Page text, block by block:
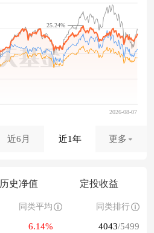
25.24%
近6月 近1年 更多
历史净值 定投收益
同类平均 同类排行
6.14% 4043/5499